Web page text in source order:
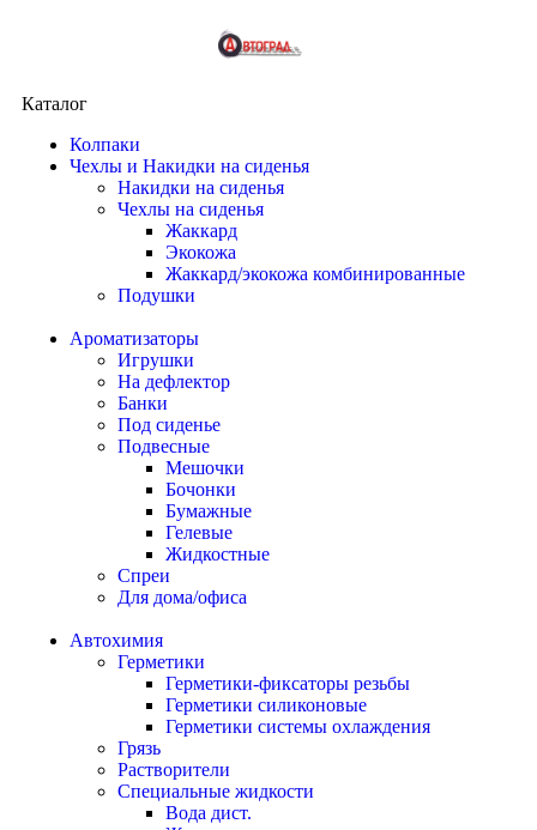
Каталог
Колпаки
Чехлы и Накидки на сиденья
Накидки на сиденья
Чехлы на сиденья
Жаккард
Экокожа
Жаккард/экокожа комбинированные
Подушки
Ароматизаторы
Игрушки
На дефлектор
Банки
Под сиденье
Подвесные
Мешочки
Бочонки
Бумажные
Гелевые
Жидкостные
Спреи
Для дома/офиса
Автохимия
Герметики
Герметики-фиксаторы резьбы
Герметики силиконовые
Герметики системы охлаждения
Грязь
Растворители
Специальные жидкости
Вода дист.